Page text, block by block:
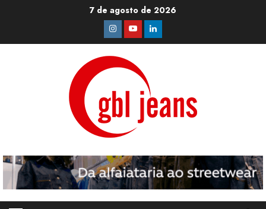
7 de agosto de 2026
Instagram
YoutubeLinkedin